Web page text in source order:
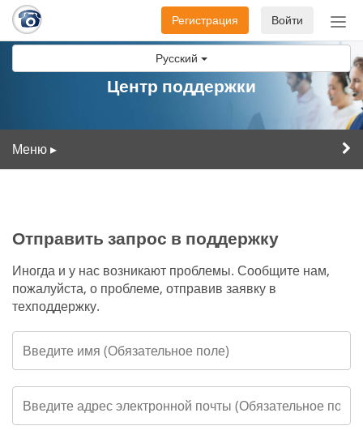
Русский
Войти
Регистрация
Центр поддержки
Меню ▸
Отправить запрос в поддержку
Иногда и у нас возникают проблемы. Сообщите нам,
пожалуйста, о проблеме, отправив заявку в
техподдержку.